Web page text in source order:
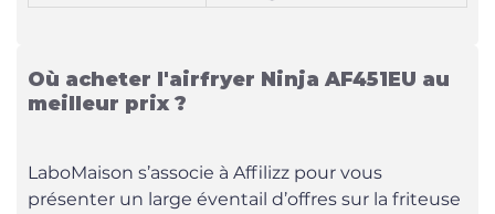
Où acheter l'airfryer Ninja AF451EU au
meilleur prix ?
LaboMaison s’associe à Affilizz pour vous
présenter un large éventail d’offres sur la friteuse